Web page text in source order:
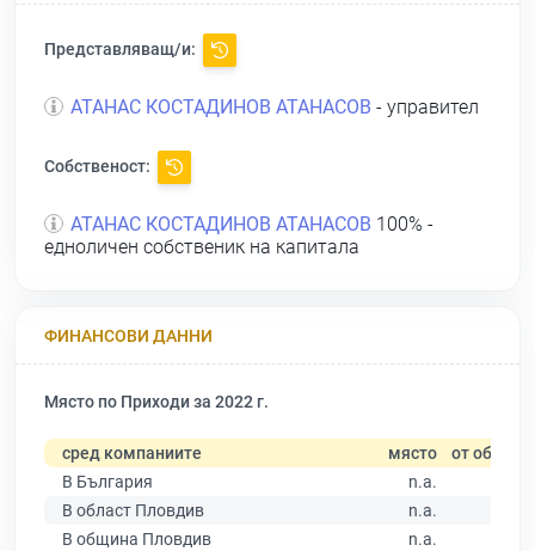
Представляващ/и:
АТАНАС КОСТАДИНОВ АТАНАСОВ - управител
Собственост:
АТАНАС КОСТАДИНОВ АТАНАСОВ 100% -
едноличен собственик на капитала
ФИНАНСОВИ ДАННИ
Място по Приходи за 2022 г.
сред компаниите място от общо
В България
n.a.
В област Пловдив
n.a.
В община Пловдив
n.a.